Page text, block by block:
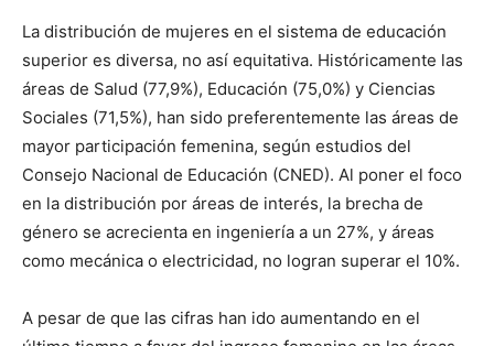
La distribución de mujeres en el sistema de educación
superior es diversa, no así equitativa. Históricamente las
áreas de Salud (77,9%), Educación (75,0%) y Ciencias
Sociales (71,5%), han sido preferentemente las áreas de
mayor participación femenina, según estudios del
Consejo Nacional de Educación (CNED). Al poner el foco
en la distribución por áreas de interés, la brecha de
género se acrecienta en ingeniería a un 27%, y áreas
como mecánica o electricidad, no logran superar el 10%.
A pesar de que las cifras han ido aumentando en el